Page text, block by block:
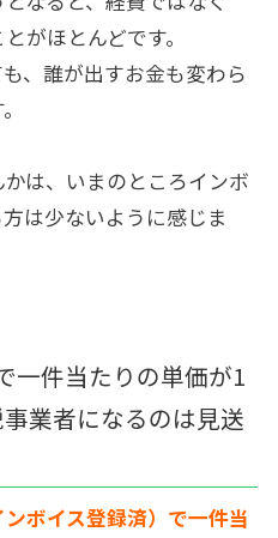
がほとんどです。
、誰が出すお金も変わら
は、いまのところインボ
は少ないように感じま
一件当たりの単価が1
業者になるのは見送
ンボイス登録済）で一件当